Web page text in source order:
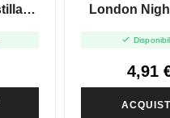
-
London

4,91